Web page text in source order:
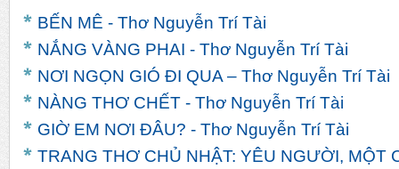
BẾN MÊ - Thơ Nguyễn Trí Tài
NẮNG VÀNG PHAI - Thơ Nguyễn Trí Tài
NƠI NGỌN GIÓ ĐI QUA – Thơ Nguyễn Trí Tài
NÀNG THƠ CHẾT - Thơ Nguyễn Trí Tài
GIỜ EM NƠI ĐÂU? - Thơ Nguyễn Trí Tài
TRANG THƠ CHỦ NHẬT: YÊU NGƯỜI, MỘT